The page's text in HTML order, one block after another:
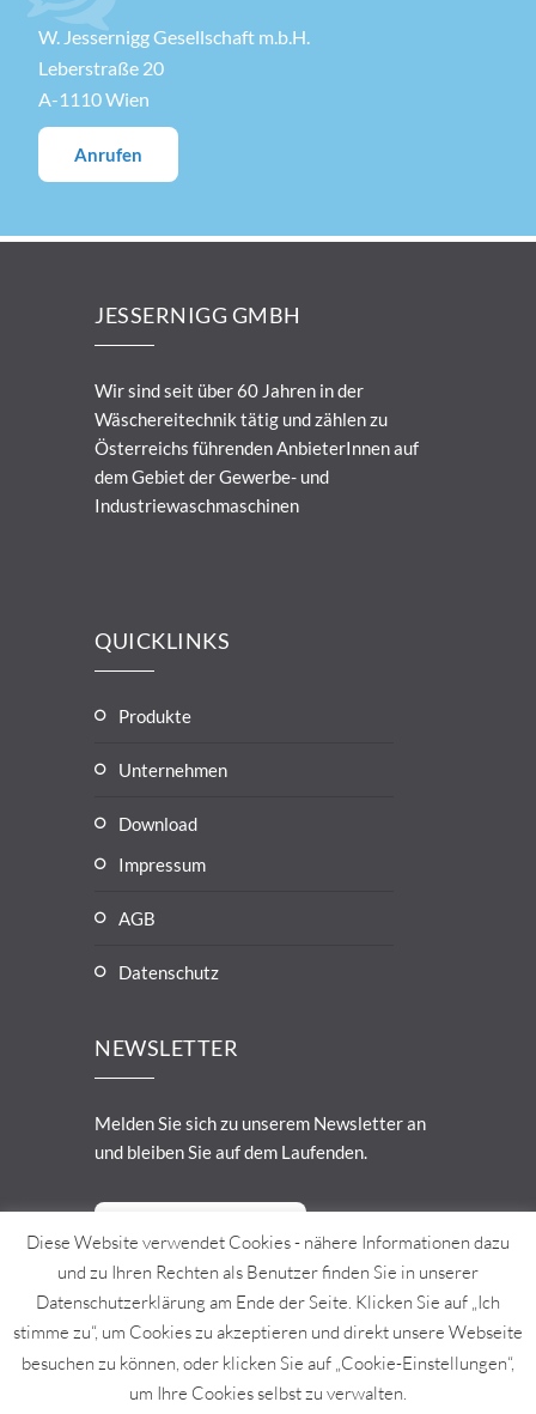
W. Jessernigg Gesellschaft m.b.H.
Leberstraße 20
A-1110 Wien
Anrufen
JESSERNIGG GMBH
Wir sind seit über 60 Jahren in der
Wäschereitechnik tätig und zählen zu
Österreichs führenden AnbieterInnen auf
dem Gebiet der Gewerbe- und
Industriewaschmaschinen
QUICKLINKS
Produkte
Unternehmen
Download
Impressum
AGB
Datenschutz
NEWSLETTER
Melden Sie sich zu unserem Newsletter an
und bleiben Sie auf dem Laufenden.
Zur Anmeldung
© 2021 W. Jessernigg GesmbH. Design
und Umsetzung:Körbler GmbH
Diese Website verwendet Cookies - nähere Informationen dazu
und zu Ihren Rechten als Benutzer finden Sie in unserer
Datenschutzerklärung am Ende der Seite. Klicken Sie auf „Ich
stimme zu“, um Cookies zu akzeptieren und direkt unsere Webseite
besuchen zu können, oder klicken Sie auf „Cookie-Einstellungen“,
um Ihre Cookies selbst zu verwalten.